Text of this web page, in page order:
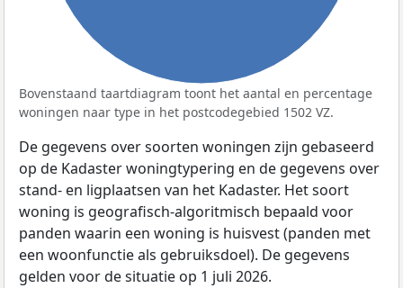
Bovenstaand taartdiagram toont het aantal en percentage
woningen naar type in het postcodegebied 1502 VZ.
De gegevens over soorten woningen zijn gebaseerd
op de Kadaster woningtypering en de gegevens over
stand- en ligplaatsen van het Kadaster. Het soort
woning is geografisch-algoritmisch bepaald voor
panden waarin een woning is huisvest (panden met
een woonfunctie als gebruiksdoel). De gegevens
gelden voor de situatie op 1 juli 2026.